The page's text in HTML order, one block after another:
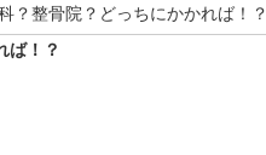
？整骨院？どっちにかかれば！？
ば！？